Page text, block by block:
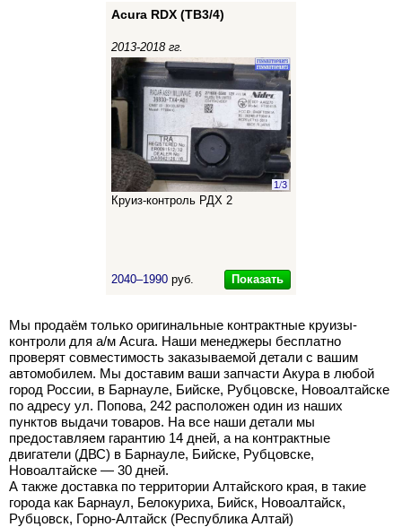
Acura RDX (TB3/4)
2013-2018 гг.
1/3
Круиз-контроль РДХ 2
2040–1990 руб. Показать
Мы продаём только оригинальные контрактные круизы-
контроли для а/м Acura. Наши менеджеры бесплатно
проверят совместимость заказываемой детали с вашим
автомобилем. Мы доставим ваши запчасти Акура в любой
город России, в Барнауле, Бийске, Рубцовске, Новоалтайске
по адресу ул. Попова, 242 расположен один из наших
пунктов выдачи товаров. На все наши детали мы
предоставляем гарантию 14 дней, а на контрактные
двигатели (ДВС) в Барнауле, Бийске, Рубцовске,
Новоалтайске — 30 дней.
А также доставка по территории Алтайского края, в такие
города как Барнаул, Белокуриха, Бийск, Новоалтайск,
Рубцовск, Горно-Алтайск (Республика Алтай)